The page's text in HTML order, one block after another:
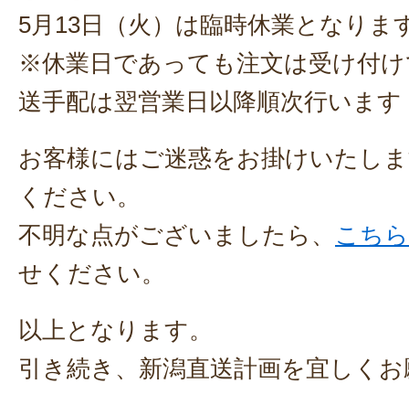
5月13日（火）は臨時休業となりま
※休業日であっても注文は受け付
送手配は翌営業日以降順次行います
お客様にはご迷惑をお掛けいたし
ください。
不明な点がございましたら、
こちら
せください。
以上となります。
引き続き、新潟直送計画を宜しく